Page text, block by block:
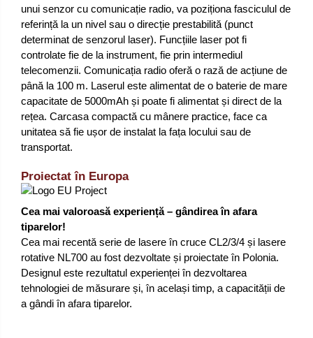
unui senzor cu comunicație radio, va poziționa fasciculul de
referință la un nivel sau o direcție prestabilită (punct
determinat de senzorul laser). Funcțiile laser pot fi
controlate fie de la instrument, fie prin intermediul
telecomenzii. Comunicația radio oferă o rază de acțiune de
până la 100 m. Laserul este alimentat de o baterie de mare
capacitate de 5000mAh și poate fi alimentat și direct de la
rețea. Carcasa compactă cu mânere practice, face ca
unitatea să fie ușor de instalat la fața locului sau de
transportat.
Proiectat în Europa
Cea mai valoroasă experiență – gândirea în afara
tiparelor!
Cea mai recentă serie de lasere în cruce CL2/3/4 și lasere
rotative NL700 au fost dezvoltate și proiectate în Polonia.
Designul este rezultatul experienței în dezvoltarea
tehnologiei de măsurare și, în același timp, a capacității de
a gândi în afara tiparelor.